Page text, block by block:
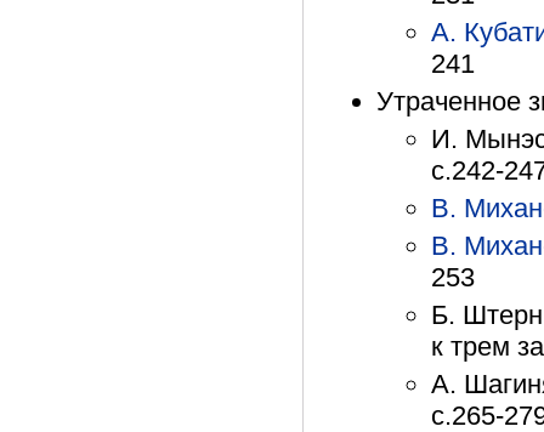
А.
241
Утраченное
И.
с.242-
В.
В.
253
Б.
к трем
А.
с.265-